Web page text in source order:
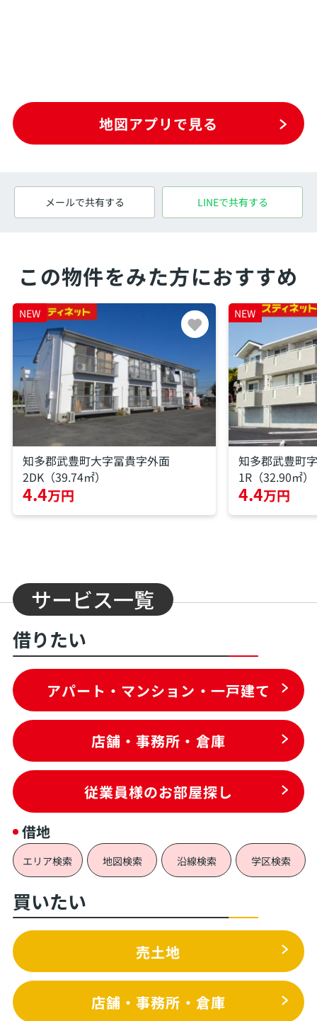
地図アプリで見る
メールで共有する LINEで共有する
この物件をみた方におすすめ
NEW
知多郡武豊町大字冨貴字外面
2DK（39.74㎡）
4.4万円
NEW
知多郡武豊町
1R（32.90㎡）
4.4万円
サービス一覧
借りたい
アパート・マンション・一戸建て
店舗・事務所・倉庫
従業員様のお部屋探し
借地
エリア検索 地図検索 沿線検索 学区検索
買いたい
売土地
店舗・事務所・倉庫